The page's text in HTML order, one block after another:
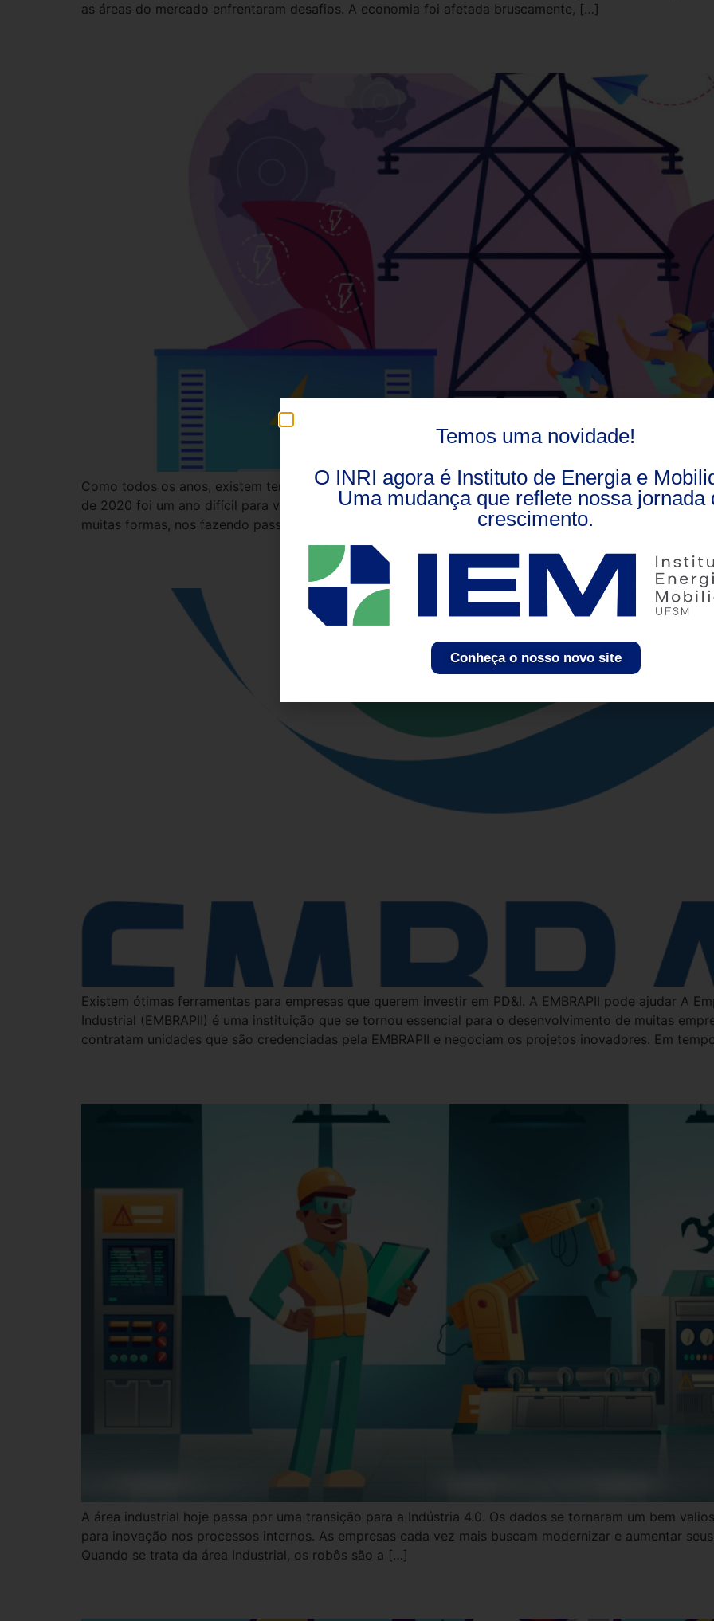
as áreas do mercado enfrentaram desafios. A economia foi afetada bruscamente, […]
Como todos os anos, existem tendências mercadológicas para todos os setores. Para 2021, na área
de 2020 foi um ano difícil para várias áreas e nos surpreendeu de todas as formas possíveis. A
muitas formas, nos fazendo passar por incontáveis […]
Como conseguir apoio da EMBRAPII em seu
Existem ótimas ferramentas para empresas que querem investir em PD&I. A EMBRAPII pode ajudar A
Industrial (EMBRAPII) é uma instituição que se tornou essencial para o desenvolvimento de muitas
contratam unidades que são credenciadas pela EMBRAPII e negociam os projetos inovadores. Em
A área industrial hoje passa por uma transição para a Indústria 4.0. Os dados se tornaram um bem
para inovação nos processos internos. As empresas cada vez mais buscam modernizar e aumentar
Quando se trata da área Industrial, os robôs são a […]
Temos uma novidade!
O INRI agora é Instituto de Energia e
Uma mudança que reflete nossa jornada
crescimento.
Conheça o nosso novo site